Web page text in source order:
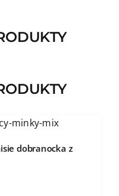
dobranocka z